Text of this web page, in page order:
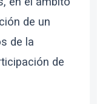
de un
de la
de